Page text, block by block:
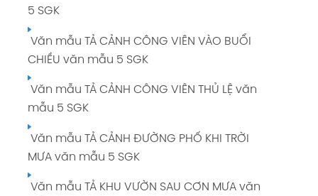
5 SGK
Văn mẫu TẢ CẢNH CÔNG VIÊN VÀO BUỔI
CHIỀU văn mẫu 5 SGK
Văn mẫu TẢ CẢNH CÔNG VIÊN THỦ LỆ văn
mẫu 5 SGK
Văn mẫu TẢ CẢNH ĐƯỜNG PHỐ KHI TRỜI
MƯA văn mẫu 5 SGK
Văn mẫu TẢ KHU VƯỜN SAU CƠN MƯA văn